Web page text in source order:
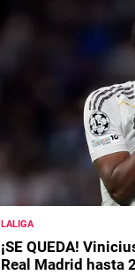
LALIGA
¡SE QUEDA!
Real Madrid hasta